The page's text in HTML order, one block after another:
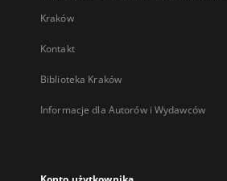
Kraków
Kontakt
Biblioteka Kraków
Informacje dla Autorów i Wydawców